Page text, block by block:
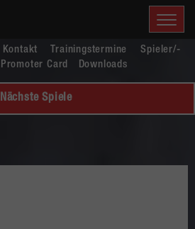
Kontakt Trainingstermine
Spieler/-
Promoter Card Downloads
Nächste Spiele